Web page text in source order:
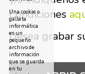
Condiciones
Desea grabar
Una cookie o
galleta
informática
es un
pequeño
archivo de
información
que se guarda
en tu